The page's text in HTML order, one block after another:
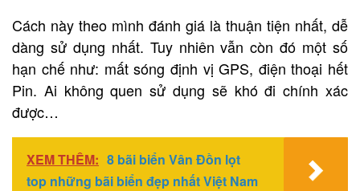
Cách này theo mình đánh giá là thuận tiện nhất, dễ
dàng sử dụng nhất. Tuy nhiên vẫn còn đó một số
hạn chế như: mất sóng định vị GPS, điện thoại hết
Pin. Ai không quen sử dụng sẽ khó đi chính xác
được…
XEM THÊM: 8 bãi biển Vân Đồn lọt
top những bãi biển đẹp nhất Việt Nam